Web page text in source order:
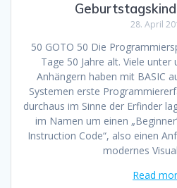
28. April
50 GOTO 50 Die
Tage 50 Jahre alt. Viele
Anhängern haben mit BASIC
Systemen erste
durchaus im Sinne der Erfinder
im Namen um einen
Instruction Code“, also einen
modernes
Read